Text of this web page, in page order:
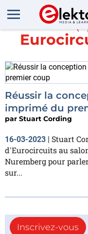
Réussir la
imprimé du
par Stuart Cording
16-03-2023 | Stuart
d'Eurocircuits au
Nuremberg pour
sur...
Inscrivez-vous